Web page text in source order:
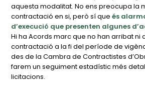
aquesta modalitat. No ens preocupa la
contractació en si, però sí queés
d’execució que presenten algunes
Hi ha Acords marc que no han arribat ni
contractació a la fi del període de
des de la Cambra de Contractistes
farem un seguiment estadístic més
licitacions.